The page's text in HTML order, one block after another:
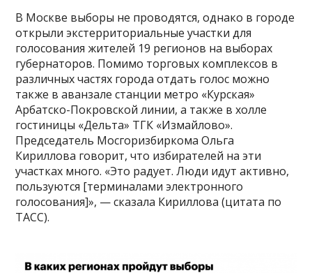
В Москве выборы не проводятся, однако в городе
открыли экстерриториальные участки для
голосования жителей 19 регионов на выборах
губернаторов. Помимо торговых комплексов в
различных частях города отдать голос можно
также в аванзале станции метро «Курская»
Арбатско-Покровской линии, а также в холле
гостиницы «Дельта» ТГК «Измайлово».
Председатель Мосгоризбиркома Ольга
Кириллова говорит, что избирателей на эти
участках много. «Это радует. Люди идут активно,
пользуются [терминалами электронного
голосования]», — сказала Кириллова (цитата по
ТАСС).